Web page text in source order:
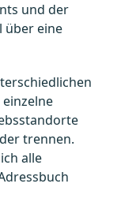
und der
über eine
trennen.
alle